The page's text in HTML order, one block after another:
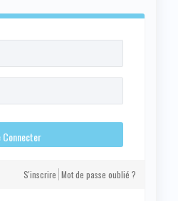
S'inscrire Mot de passe oublié ?